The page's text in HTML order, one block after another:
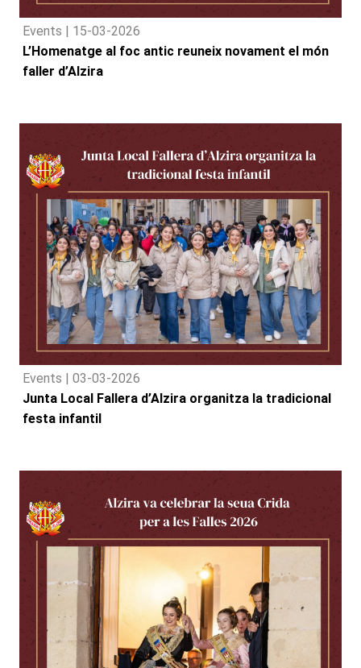
Events | 15-03-2026
L’Homenatge al foc antic reuneix novament el món
faller d’Alzira
Events | 03-03-2026
Junta Local Fallera d’Alzira organitza la tradicional
festa infantil